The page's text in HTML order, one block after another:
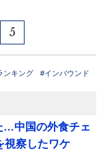
5
ンキング #インバウンド
…中国の外食チェ
視察したワケ